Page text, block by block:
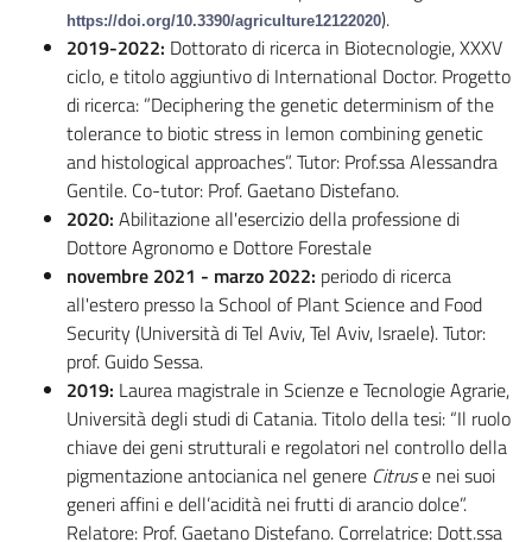
https://doi.org/10.3390/agriculture12122020).
2019-2022: Dottorato di ricerca in Biotecnologie, XXXV
ciclo, e titolo aggiuntivo di International Doctor. Progetto
di ricerca: ”Deciphering the genetic determinism of the
tolerance to biotic stress in lemon combining genetic
and histological approaches”. Tutor: Prof.ssa Alessandra
Gentile. Co-tutor: Prof. Gaetano Distefano.
2020: Abilitazione all'esercizio della professione di
Dottore Agronomo e Dottore Forestale
novembre 2021 - marzo 2022: periodo di ricerca
all'estero presso la School of Plant Science and Food
Security (Università di Tel Aviv, Tel Aviv, Israele). Tutor:
prof. Guido Sessa.
2019: Laurea magistrale in Scienze e Tecnologie Agrarie,
Università degli studi di Catania. Titolo della tesi: “Il ruolo
chiave dei geni strutturali e regolatori nel controllo della
pigmentazione antocianica nel genere Citruse nei suoi
generi affini e dell’acidità nei frutti di arancio dolce”.
Relatore: Prof. Gaetano Distefano. Correlatrice: Dott.ssa